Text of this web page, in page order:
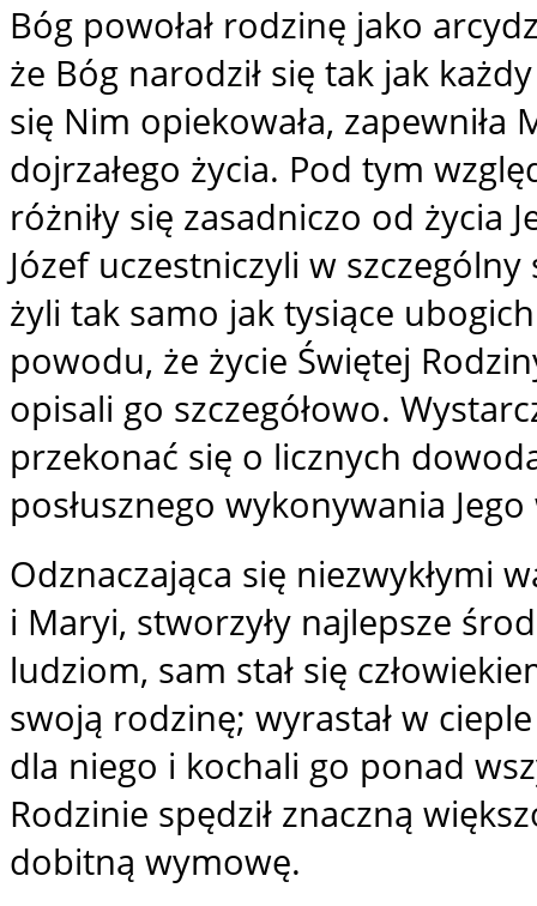
Bóg powołał rodzinę jako
że Bóg narodził się tak jak
się Nim opiekowała, zapewniła
dojrzałego życia. Pod tym
różniły się zasadniczo od życia
Józef uczestniczyli w
żyli tak samo jak tysiące
powodu, że życie Świętej
opisali go szczegółowo.
przekonać się o licznych
posłusznego wykonywania
Odznaczająca się niezwykłymi
i Maryi, stworzyły najlepsze
ludziom, sam stał się
swoją rodzinę; wyrastał w
dla niego i kochali go ponad
Rodzinie spędził znaczną
dobitną wymowę.